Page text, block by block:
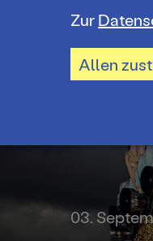
03.
September 2026
Zur
Allen